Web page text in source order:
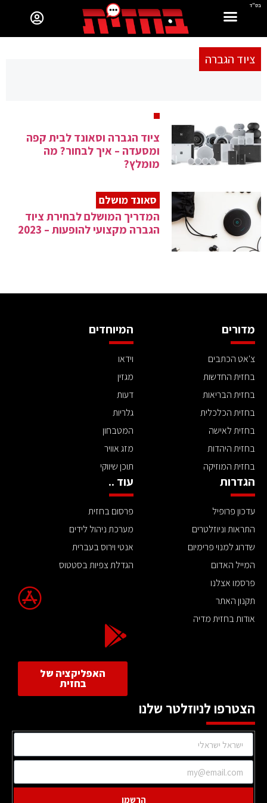
בס"ד
ציוד הגברה
ציוד הגברה וסאונד לבית קפה
ומסעדה – איך לבחור? מה
מומלץ?
סאונד מושלם
המדריך המושלם לבחירת ציוד
הגברה מקצועי להופעות – 2023
מדורים
צ'אט הכתבים
בחזית החדשות
בחזית הבריאות
בחזית הכלכלית
בחזית לאישה
בחזית היהדות
בחזית המוזיקה
המיוחדים
וידאו
מגזין
דעות
גלריות
המטבחון
מזג אוויר
תוכן שיווקי
הגדרות
עדכון פרופיל
התראות וניוזלטרים
שדרוג למנוי פרימיום
המייל האדום
פרסמו אצלנו
תקנון האתר
אודות בחזית מדיה
עוד ..
פרסום בחזית
מערכת ניהול לידים
אנטי וירוס בעברית
הגדלת צפיות בסטטוס
האפליקציה של
בחזית
הצטרפו לניוזלטר שלנו
הרשמו